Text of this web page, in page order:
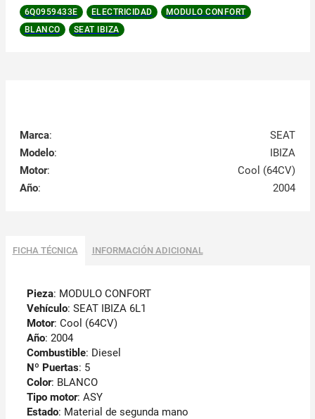
6Q0959433E ELECTRICIDAD
MODULO CONFORT
BLANCO
SEAT IBIZA
Marca:
SEAT
Modelo:
IBIZA
Motor:
Cool (64CV)
Año: 2004
FICHA TÉCNICA INFORMACIÓN ADICIONAL
Pieza: MODULO CONFORT
Vehículo: SEAT IBIZA 6L1
Motor: Cool (64CV)
Año: 2004
Combustible: Diesel
Nº Puertas: 5
Color: BLANCO
Tipo motor: ASY
Estado: Material de segunda mano